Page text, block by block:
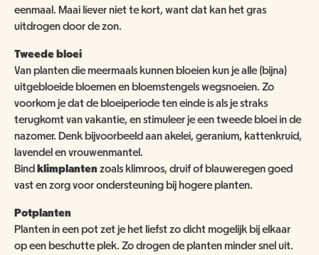
eenmaal. Maai liever niet te kort, want dat kan het gras
uitdrogen door de zon.
Tweede bloei
Van planten die meermaals kunnen bloeien kun je alle (bijna)
uitgebloeide bloemen en bloemstengels wegsnoeien. Zo
voorkom je dat de bloeiperiode ten einde is als je straks
terugkomt van vakantie, en stimuleer je eentweede bloei in de
nazomer. Denk bijvoorbeeld aan akelei, geranium, kattenkruid,
lavendel en vrouwenmantel.
Bind klimplanten zoals klimroos, druif of blauweregen goed
vast en zorg voor ondersteuning bij hogere planten.
Potplanten
Planten in een pot zet je het liefst zo dicht mogelijk bij elkaar
op een beschutte plek. Zo drogen de planten minder snel uit.